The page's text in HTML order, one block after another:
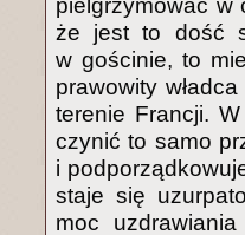
pielgrzymować w
że jest to dość
w gościnie, to
prawowity
terenie Francji.
czynić to samo
i
staje się
moc